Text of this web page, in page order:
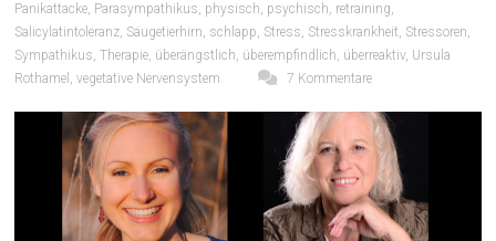
Panikattacke, Parasympathikus, physisch, psychisch, retraining,
Salicylatintoleranz, Säugetierhirn, schlapp, Stress, Stresskrankheit, Stressoren,
Sympathikus,Therapie, überängstlich, überempfindlich, überreaktiv, Ursula
Rothamel ,vegetative Nervensystem 7 Kommentare